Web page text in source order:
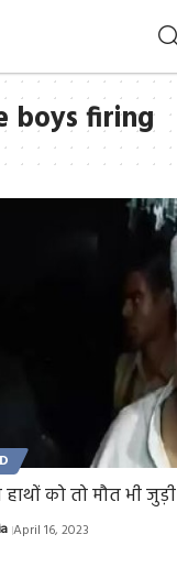
boys firing
को तो मौत भी जुड़ी
April 16, 2023